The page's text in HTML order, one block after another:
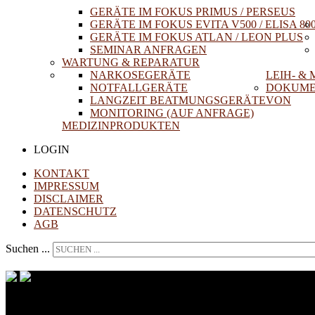
GERÄTE IM FOKUS PRIMUS / PERSEUS
GERÄTE IM FOKUS EVITA V500 / ELISA
GERÄTE IM FOKUS ATLAN / LEON PLUS
SEMINAR ANFRAGEN
WARTUNG & REPARATUR
LEIH- &
NARKOSEGERÄTE
NOTFALLGERÄTE
LANGZEIT BEATMUNGSGERÄTE
MONITORING (AUF ANFRAGE)
VON
MEDIZINPRODUKTEN
LOGIN
KONTAKT
IMPRESSUM
DISCLAIMER
DATENSCHUTZ
AGB
Suchen ...